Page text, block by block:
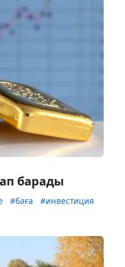
барады
#баға #инвестиция